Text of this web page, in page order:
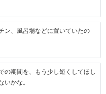
ン、風呂場などに置いていたの
の期間を、もう少し短くしてほし
いかな。